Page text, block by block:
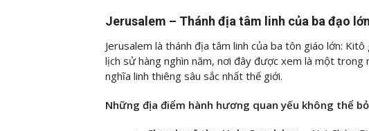
Jerusalem – Thánh địa tâm linh của ba đạo lớn
Jerusalem là thánh địa tâm linh của ba tôn giáo lớn:
lịch sử hàng nghìn năm, nơi đây được xem là một trong
nghĩa linh thiêng sâu sắc nhất thế giới.
Những địa điểm hành hương quan yếu không thể